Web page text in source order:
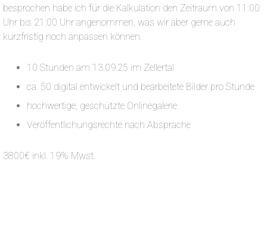
besprochen habe ich für die Kalkulation den Zeitraum von 11:00
Uhr bis 21:00 Uhr angenommen, was wir aber gerne auch
kurzfristig noch anpassen können.
10 Stunden am 13.09.25 im Zellertal
ca. 50 digital entwickelt und bearbeitete Bilder pro Stunde
hochwertige, geschützte Onlinegalerie
Veröffentlichungsrechte nach Absprache
3800€ inkl. 19% Mwst.